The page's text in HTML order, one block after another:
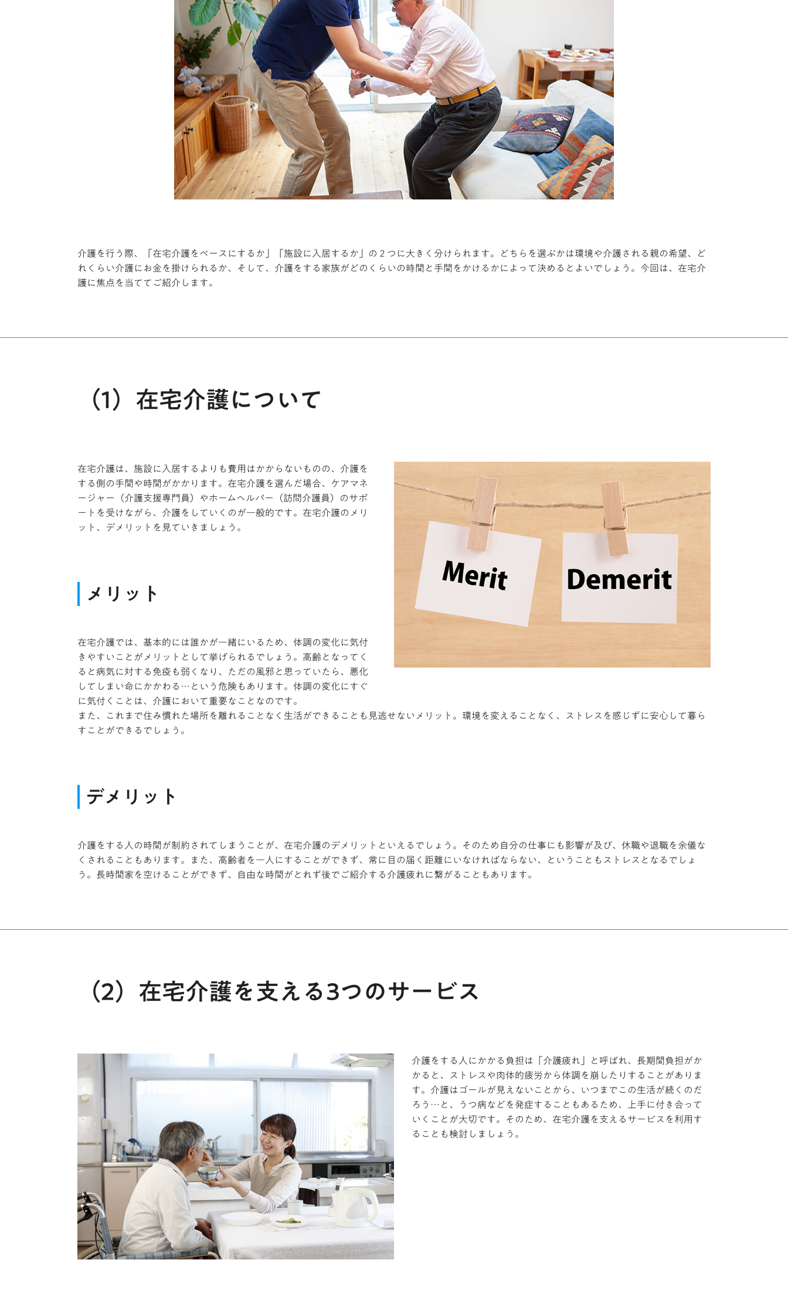
介護を行う際、「在宅介護をベースにするか」「施設に入居するか」の２つに大きく分けられます。どちらを選ぶかは環境や介護される親の希望、ど
れくらい介護にお金を掛けられるか、そして、介護をする家族がどのくらいの時間と手間をかけるかによって決めるとよいでしょう。今回は、在宅介
護に焦点を当ててご紹介します。
（1）在宅介護について
在宅介護は、施設に入居するよりも費用はかからないものの、介護を
する側の手間や時間がかかります。在宅介護を選んだ場合、ケアマネ
ージャー（介護支援専門員）やホームヘルパー（訪問介護員）のサポ
ートを受けながら、介護をしていくのが一般的です。在宅介護のメリ
ット、デメリットを見ていきましょう。
メリット
在宅介護では、基本的には誰かが一緒にいるため、体調の変化に気付
きやすいことがメリットとして挙げられるでしょう。高齢となってく
ると病気に対する免疫も弱くなり、ただの風邪と思っていたら、悪化
してしまい命にかかわる…という危険もあります。体調の変化にすぐ
に気付くことは、介護において重要なことなのです。
また、これまで住み慣れた場所を離れることなく生活ができることも見逃せないメリット。環境を変えることなく、ストレスを感じずに安心して暮ら
すことができるでしょう。
デメリット
介護をする人の時間が制約されてしまうことが、在宅介護のデメリットといえるでしょう。そのため自分の仕事にも影響が及び、休職や退職を余儀な
くされることもあります。また、高齢者を一人にすることができず、常に目の届く距離にいなければならない、ということもストレスとなるでしょ
う。長時間家を空けることができず、自由な時間がとれず後でご紹介する介護疲れに繋がることもあります。
（2）在宅介護を支える3つのサービス
介護をする人にかかる負担は「介護疲れ」と呼ばれ、長期間負担がか
かると、ストレスや肉体的疲労から体調を崩したりすることがありま
す。介護はゴールが見えないことから、いつまでこの生活が続くのだ
ろう…と、うつ病などを発症することもあるため、上手に付き合って
いくことが大切です。そのため、在宅介護を支えるサービスを利用す
ることも検討しましょう。